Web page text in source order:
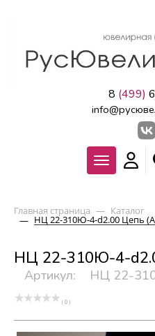
8 (499)
Главная страница — Каталог
— НЦ 22-310Ю-4-d2.00 Цепь
НЦ 22-310Ю-4-
Артикул: НЦ 22-
( 0 )